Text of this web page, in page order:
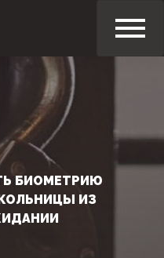
БИОМЕТРИЮ
ИЗ